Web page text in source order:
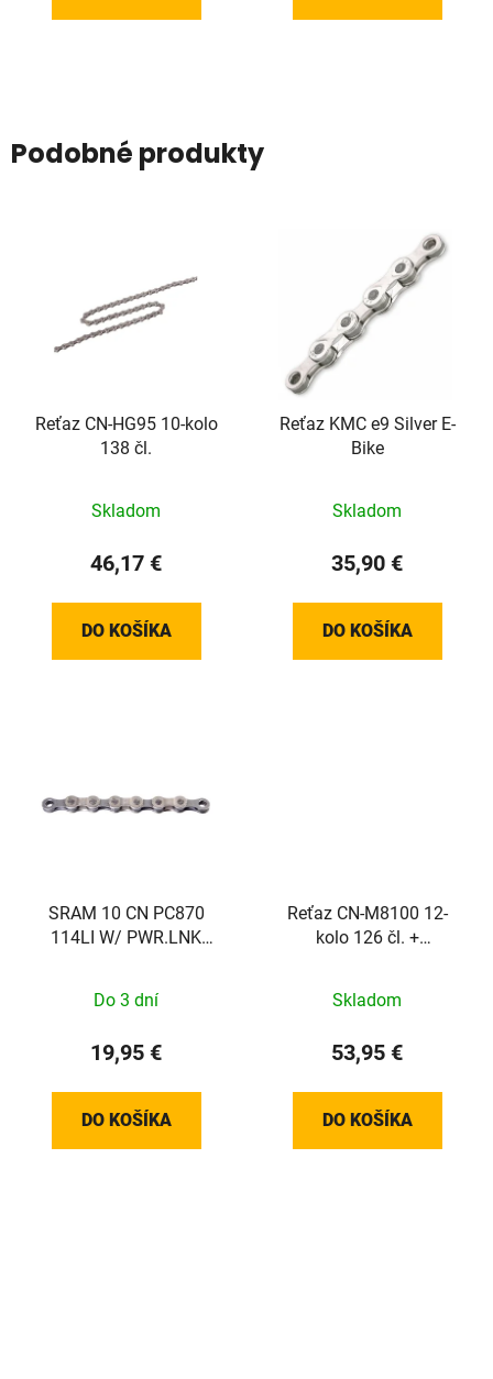
Podobné produkty
Reťaz CN-HG95 10-kolo
138 čl.
Skladom
46,17 €
DO KOŠÍKA
Reťaz KMC e9 Silver E-
Bike
Skladom
35,90 €
DO KOŠÍKA
SRAM 10 CN PC870
114LI W/ PWR.LNK
Do 3 dní
19,95 €
DO KOŠÍKA
Reťaz CN-M8100 12-
kolo 126 čl. +
Skladom
53,95 €
DO KOŠÍKA